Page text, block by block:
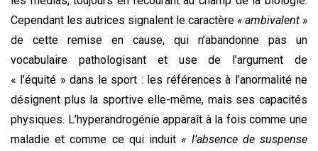
Cependant les autrices signalent le caractère « ambivalent »
de cette remise en cause, qui n’abandonne pas un
vocabulaire pathologisant et use de l’argument de
« l’équité » dans le sport : les références à l’anormalité ne
désignent plus la sportive elle-même, mais ses capacités
physiques. L’hyperandrogénie apparaît à la fois comme une
maladie et comme ce qui induit« l’absence de suspense